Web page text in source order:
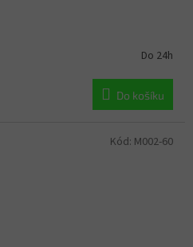
Do 24h
Do košíku
Kód: M002-60